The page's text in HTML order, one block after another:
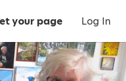
your page Log In